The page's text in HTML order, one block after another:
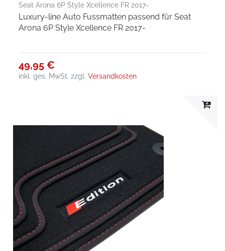
Seat Arona 6P Style Xcellence FR 2017-
Luxury-line Auto Fussmatten passend für Seat
Arona 6P Style Xcellence FR 2017-
49,95 €
inkl. ges. MwSt. zzgl.Versandkosten